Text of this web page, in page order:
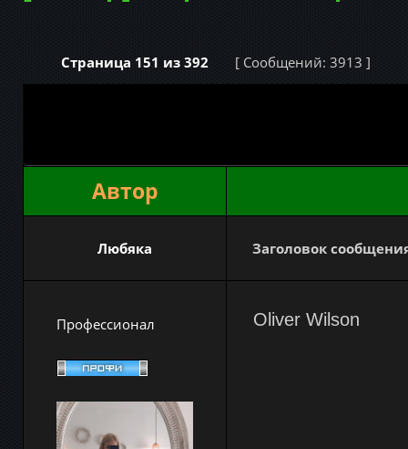
Страница 151 из 392 [ Сообщений: 3913 ]
Автор
Любяка Заголовок
Профессионал Oliver Wilson